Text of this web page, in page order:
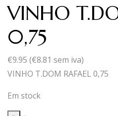
VINHO
0,75
€9.95 (€8.81 sem iva)
VINHO T.DOM RAFAEL 0,75
Em stock